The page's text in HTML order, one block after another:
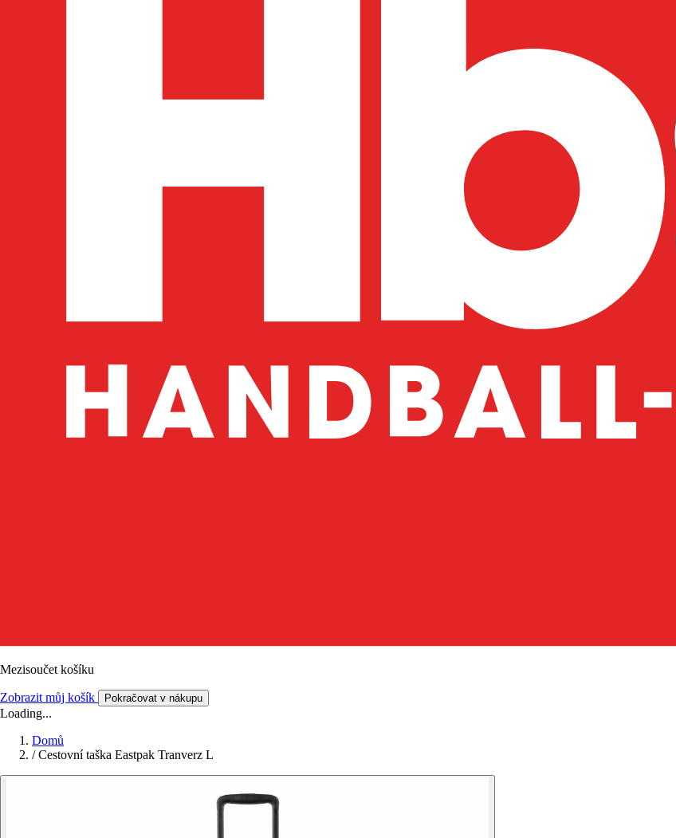
Mezisoučet košíku
Zobrazit můj košík Pokračovat v nákupu
Loading...
Domů
/ Cestovní taška Eastpak Tranverz L